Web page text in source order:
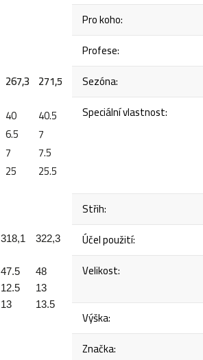
267,3 271,5
40
40.5
6.5
7
7
7.5
25 25.5
318,1 322,3
47.5
48
12.5
13
13
13.5
Pro koho:
Profese:
Sezóna:
Speciální vlastnost:
Střih:
Účel použití:
Velikost:
Výška:
Značka: